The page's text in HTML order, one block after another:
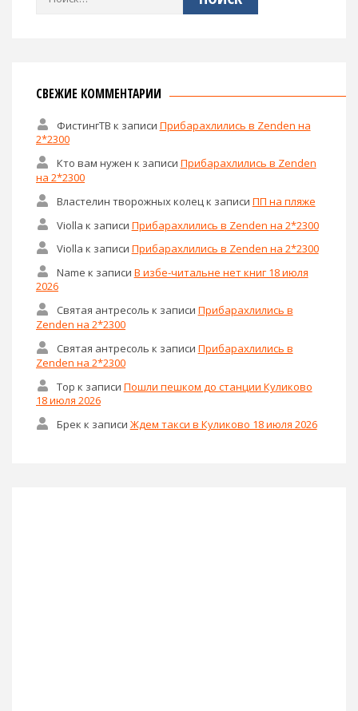
СВЕЖИЕ КОММЕНТАРИИ
ФистингТВ к записи Прибарахлились в Zenden на
2*2300
Кто вам нужен к записи Прибарахлились в Zenden
на 2*2300
Властелин творожных колецк записи ПП на пляже
Violla к записи Прибарахлились в Zenden на 2*2300
Violla к записи Прибарахлились в Zenden на 2*2300
Name к записи В избе-читальне нет книг 18 июля
2026
Святая антресоль к записи Прибарахлились в
Zenden на 2*2300
Святая антресоль к записи Прибарахлились в
Zenden на 2*2300
Тор к записи Пошли пешком до станции Куликово
18 июля 2026
Брек к записи Ждем такси в Куликово 18 июля 2026